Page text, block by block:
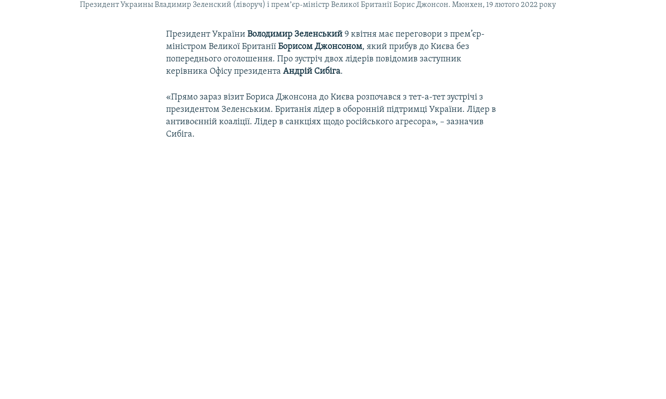
Президент Украины Владимир Зеленский (ліворуч) і премʼєр-міністр Великої Британії Борис Джонсон. Мюнхен, 19 лютого 2022 року
Президент УкраїниВолодимир Зеленський 9 квітня має переговори з прем’єр-
міністром Великої БританіїБорисом Джонсоном, який прибув до Києва без
попереднього оголошення. Про зустріч двох лідерів повідомив заступник
керівника Офісу президентаАндрій Сибіга.
«Прямо зараз візит Бориса Джонсона до Києва розпочався з тет-а-тет зустрічі з
президентом Зеленським. Британія лідер в оборонній підтримці України. Лідер в
антивоєнній коаліції. Лідер в санкціях щодо російського агресора», – зазначив
Сибіга.